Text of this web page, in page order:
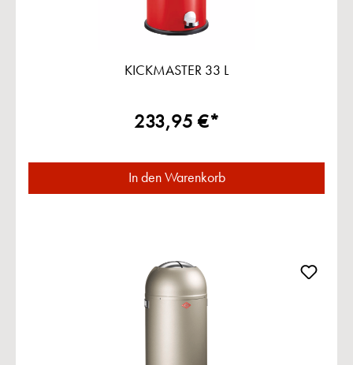
KICKMASTER 33 L
233,95 €*
In den Warenkorb